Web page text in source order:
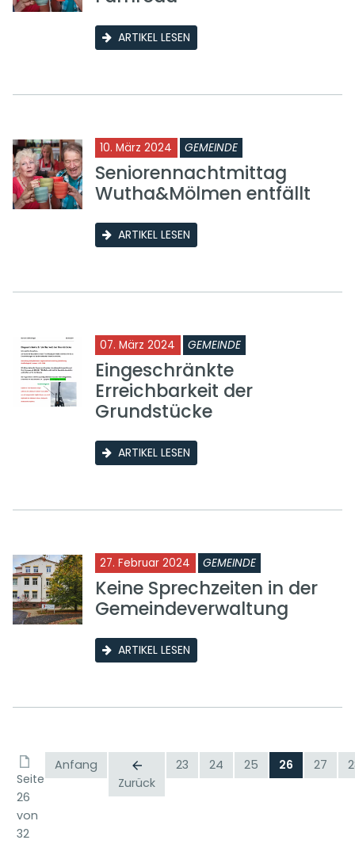
ARTIKEL LESEN
10. März 2024 GEMEINDE
Seniorennachtmittag
Wutha&Mölmen entfällt
ARTIKEL LESEN
07. März 2024 GEMEINDE
Eingeschränkte
Erreichbarkeit der
Grundstücke
ARTIKEL LESEN
27. Februar 2024 GEMEINDE
Keine Sprechzeiten in der
Gemeindeverwaltung
ARTIKEL LESEN
Seite
26
von
32
Anfang
Zurück
23 24 25 26 27